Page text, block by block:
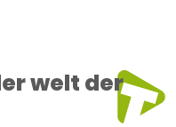
welt der